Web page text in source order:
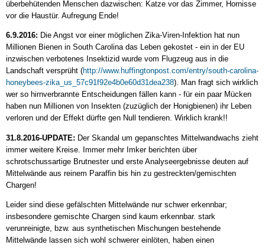
überbehütenden Menschen dazwischen: Katze vor das Zimmer, Hornisse
vor die Haustür. Aufregung Ende!
6.9.2016: Die Angst vor einer möglichen Zika-Viren-Infektion hat nun
Millionen Bienen in South Carolina das Leben gekostet - ein in der EU
inzwischen verbotenes Insektizid wurde vom Flugzeug aus in die
Landschaft versprüht (http://www.huffingtonpost.com/entry/south-carolina-
honeybees-zika_us_57c91f92e4b0e60d31dea238). Man fragt sich wirklich
wer so hirnverbrannte Entscheidungen fällen kann - für ein paar Mücken
haben nun Millionen von Insekten (zuzüglich der Honigbienen) ihr Leben
verloren und der Effekt dürfte gen Null tendieren. Wirklich krank!!
31.8.2016-UPDATE: Der Skandal um gepanschtes Mittelwandwachs zieht
immer weitere Kreise. Immer mehr Imker berichten über
schrotschussartige Brutnester und erste Analyseergebnisse deuten auf
Mittelwände aus reinem Paraffin bis hin zu gestreckten/gemischten
Chargen!
Leider sind diese gefälschten Mittelwände nur schwer erkennbar;
insbesondere gemischte Chargen sind kaum erkennbar. stark
verunreinigte, bzw. aus synthetischen Mischungen bestehende
Mittelwände lassen sich wohl schwerer einlöten, haben einen